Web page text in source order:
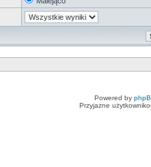
Powered by
Przyjazne